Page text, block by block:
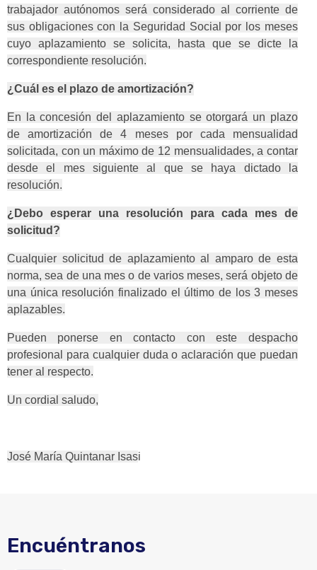
trabajador autónomos será considerado al corriente de
sus obligaciones con la Seguridad Social por los meses
cuyo aplazamiento se solicita, hasta que se dicte la
correspondiente resolución.
¿Cuál es el plazo de amortización?
En la concesión del aplazamiento se otorgará un plazo
de amortización de 4 meses por cada mensualidad
solicitada, con un máximo de 12 mensualidades, a contar
desde el mes siguiente al que se haya dictado la
resolución.
¿Debo esperar una resolución para cada mes de
solicitud?
Cualquier solicitud de aplazamiento al amparo de esta
norma, sea de una mes o de varios meses, será objeto de
una única resolución finalizado el último de los 3 meses
aplazables.
Pueden ponerse en contacto con este despacho
profesional para cualquier duda o aclaración que puedan
tener al respecto.
Un cordial saludo,
José María Quintanar Isasi
Encuéntranos